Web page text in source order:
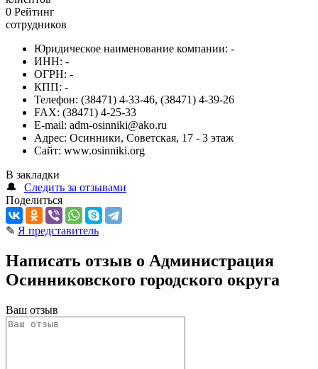
0 Рейтинг
сотрудников
Юридическое наименование компании: -
ИНН: -
ОГРН: -
КПП: -
Телефон: (38471) 4-33-46, (38471) 4-39-26
FAX: (38471) 4-25-33
E-mail: adm-osinniki@ako.ru
Адрес: Осинники, Советская, 17 - 3 этаж
Сайт: www.osinniki.org
В закладки
🔔
Следить за отзывами
Поделиться
✎ Я представитель
Написать отзыв о Администрация
Осинниковского городского округа
Ваш отзыв